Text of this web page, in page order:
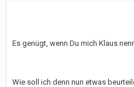
Es genügt, wenn Du mich Klaus
Wie soll ich denn nun etwas